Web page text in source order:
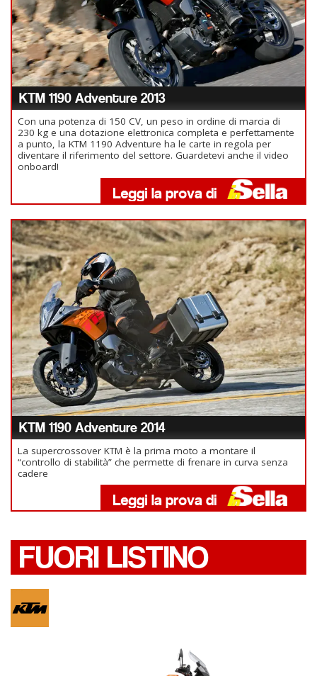
KTM 1190 Adventure 2013
Con una potenza di 150 CV, un peso in ordine di marcia di
230 kg e una dotazione elettronica completa e perfettamente
a punto, la KTM 1190 Adventure ha le carte in regola per
diventare il riferimento del settore. Guardetevi anche il video
onboard!
KTM 1190 Adventure 2014
La supercrossover KTM è la prima moto a montare il
“controllo di stabilità” che permette di frenare in curva senza
cadere
FUORI LISTINO